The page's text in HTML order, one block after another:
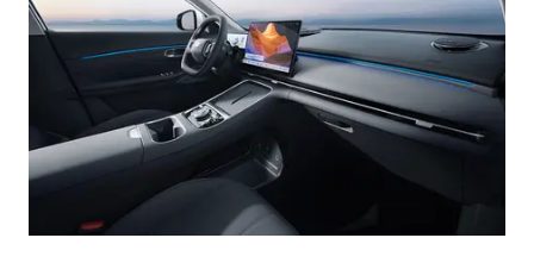
OKAVANGO
от 3 429 990 ₽*
MONJARO
от 4 349 990 ₽*
Аксессуары
Зарядные устройства
ФИНАНСЫ И УСЛУГИ
Автокредит
Расчет КАСКО
Советы по эксплуатации
Спецпредложения
ПОДДЕРЖКА
Помощь на дорогах
Гарантия Geely